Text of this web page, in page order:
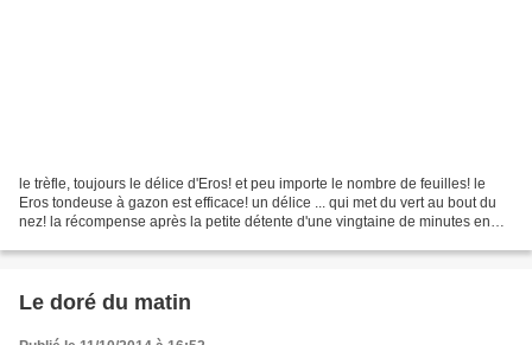
le trèfle, toujours le délice d'Eros! et peu importe le nombre de feuilles! le
Eros tondeuse à gazon est efficace! un délice ... qui met du vert au bout du
nez! la récompense après la petite détente d'une vingtaine de minutes en
Le doré du matin